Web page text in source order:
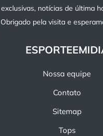
notícias de última
pela visita e
Nossa equipe
Contato
Sitemap
Tops